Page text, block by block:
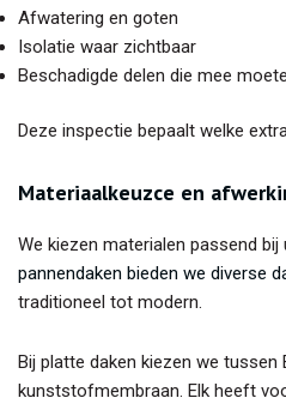
Afwatering en goten
Isolatie waar zichtbaar
Beschadigde delen die mee
Deze inspectie bepaalt welke
Materiaalkeuzce en
We kiezen materialen passend bij
pannendaken bieden we diverse
traditioneel tot modern.
Bij platte daken kiezen we tussen
kunststofmembraan. Elk heeft